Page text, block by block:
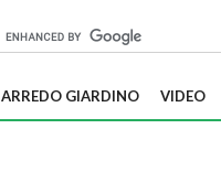
ARREDO GIARDINO VIDEO